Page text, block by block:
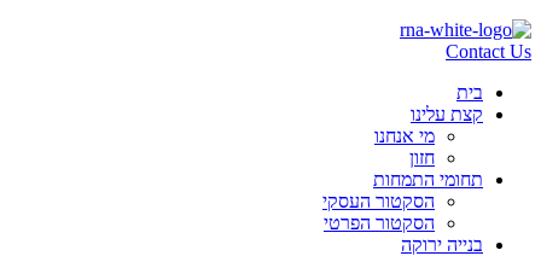
Contact Us
בית
קצת עלינו
מי אנחנו
חזון
תחומי התמחות
הסקטור העסקי
הסקטור הפרטי
בנייה ירוקה